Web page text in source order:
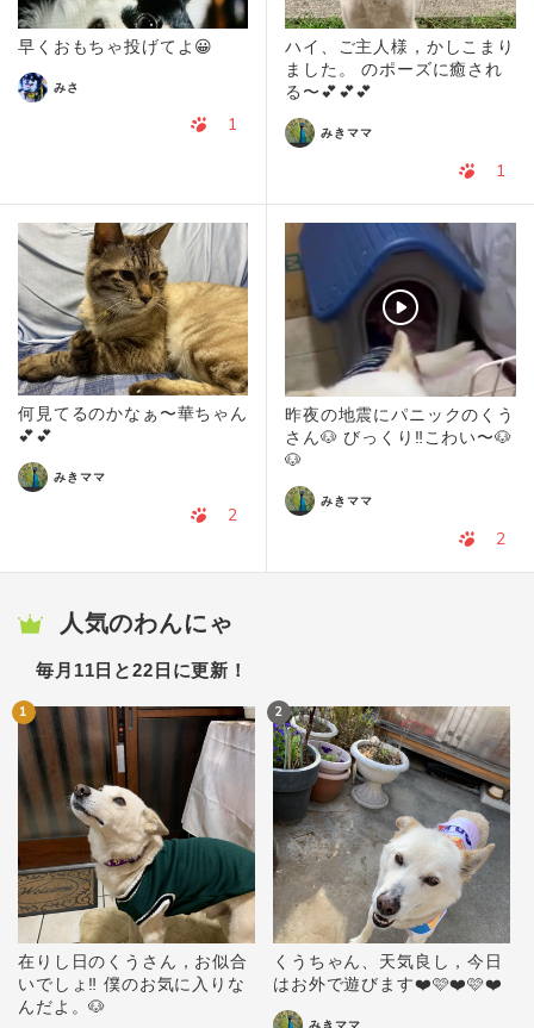
早くおもちゃ投げてよ😀
みさ
1
ハイ、ご主人様，かしこまり
ました。 のポーズに癒され
る〜💕💕💕
みきママ
1
何見てるのかなぁ〜華ちゃん
💕💕
みきママ
2
昨夜の地震にパニックのくう
さん🐶 びっくり‼️こわい〜🐶
🐶
みきママ
2
人気のわんにゃ
毎月11日と22日に更新！
1
在りし日のくうさん，お似合
いでしょ‼️ 僕のお気に入りな
んだよ。🐶
2
くうちゃん、天気良し，今日
はお外で遊びます❤️🩷❤️🩷❤️
みきママ